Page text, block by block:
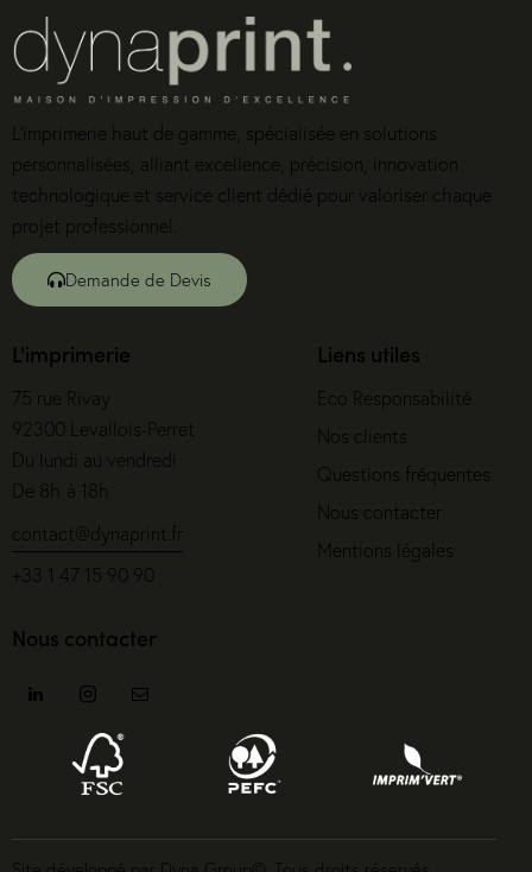
L’imprimerie haut de gamme, spécialisée en solutions
personnalisées, alliant excellence, précision, innovation
technologique et service client dédié pour valoriser chaque
projet professionnel.
Demande de Devis
L'imprimerie
75 rue Rivay
92300 Levallois-Perret
Du lundi au vendredi
De 8h à 18h
contact@dynaprint.fr
+33 1 47 15 90 90
Liens utiles
Eco Responsabilité
Nos clients
Questions fréquentes
Nous contacter
Mentions légales
Nous contacter